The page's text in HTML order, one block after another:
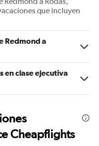
que incluyen
Redmond a
en clase ejecutiva
Cheapflights